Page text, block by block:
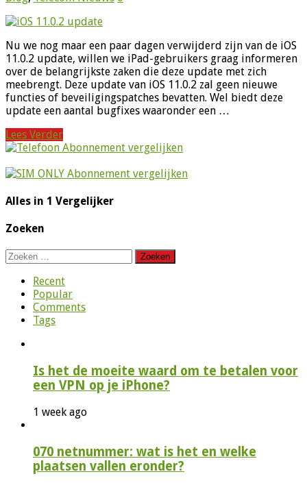
Nu we nog maar een paar dagen verwijderd zijn van de iOS
11.0.2 update, willen we iPad-gebruikers graag informeren
over de belangrijkste zaken die deze update met zich
meebrengt. Deze update van iOS 11.0.2 zal geen nieuwe
functies of beveiligingspatches bevatten. Wel biedt deze
update een aantal bugfixes waaronder een …
Lees Verder
Alles in 1 Vergelijker
Zoeken
Zoeken
Recent
Popular
Comments
Tags
Is het de moeite waard om te betalen voor
een VPN op je iPhone?
1 week ago
070 netnummer: wat is het en welke
plaatsen vallen eronder?